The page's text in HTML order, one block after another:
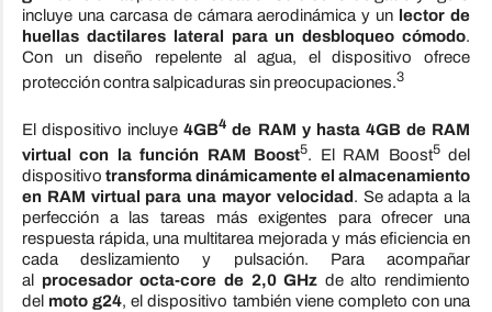
incluye una carcasa de cámara aerodinámica y un lector de
huellas dactilares lateral para un desbloqueo cómodo.
Con un diseño repelente al agua, el dispositivo ofrece
protección contra salpicaduras sin preocupaciones.3
El dispositivo incluye4GB4 de RAM y hasta 4GB de RAM
virtual con la función RAM Boost5. El RAM Boost5del
dispositivo transforma dinámicamente el almacenamiento
en RAM virtual para una mayor velocidad. Se adapta a la
perfección a las tareas más exigentes para ofrecer una
respuesta rápida, una multitarea mejorada y más eficiencia en
cada deslizamiento y pulsación. Para acompañar
al procesador octa-core de 2,0 GHz de alto rendimiento
del moto g24, el dispositivo también viene completo con una